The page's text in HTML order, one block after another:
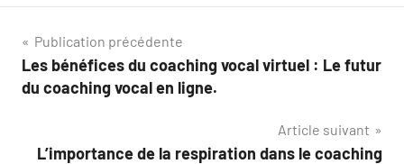
Navigation
de
Publication précédente
Les bénéfices du coaching vocal virtuel : Le futur
du coaching vocal en ligne.
Article suivant
L’importance de la respiration dans le coaching